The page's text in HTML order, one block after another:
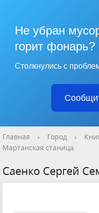
Не убран
горит фонарь?
Столкнулись с
Главная › Город ›
Мартанская станица
Саенко Сергей